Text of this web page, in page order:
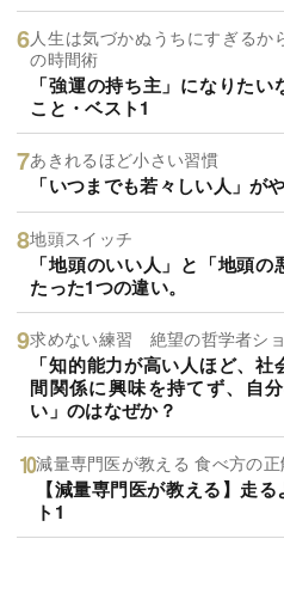
人生は気づかぬうちにすぎる
の時間術
「強運の持ち主」になりた
こと・ベスト1
あきれるほど小さい習慣
「いつまでも若々しい人」が
地頭スイッチ
「地頭のいい人」と「地頭の
たった1つの違い。
求めない練習 絶望の哲学者シ
「知的能力が高い人ほど、
間関係に興味を持てず、自
い」のはなぜか？
減量専門医が教える 食べ方の
【減量専門医が教える】走
ト1